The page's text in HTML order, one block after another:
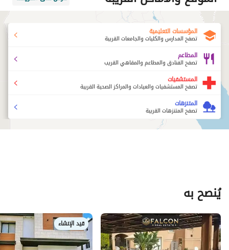
المؤسسات التعليمية
تصفح المدارس والكليات والجامعات القريبة
المطاعم
تصفح الفنادق والمطاعم والمقاهي القريب
المستشفيات
تصفح المستشفيات والعيادات والمراكز الصحية القريبة
المتنزهات
تصفح المتنزهات القريبة
يُنصح به
قيد الإنشاء